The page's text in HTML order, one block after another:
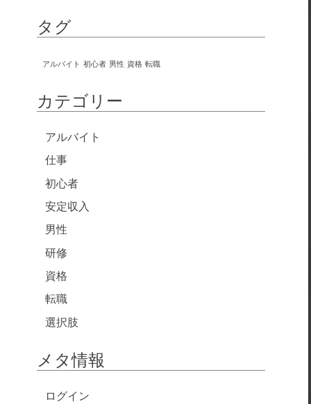
タグ
アルバイト 初心者 男性 資格 転職
カテゴリー
アルバイト
仕事
初心者
安定収入
男性
研修
資格
転職
選択肢
メタ情報
ログイン